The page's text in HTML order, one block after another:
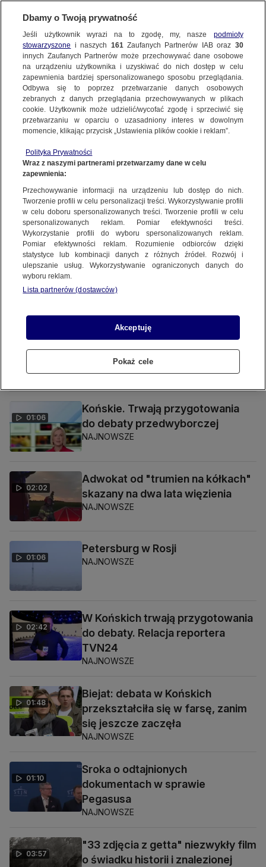
Adwokat od "trumien na kółkach"
skazany na dwa lata więzienia
11.04.20251 min
Źródło:TVN24
Udostępnij
SPRAWDŹ TAKŻE
01:31
Adwokat od "trumien na kółkach"
skazany na dwa lata więzienia
NAJNOWSZE
01:06
Końskie. Trwają przygotowania
do debaty przedwyborczej
NAJNOWSZE
02:02
Adwokat od "trumien na kółkach"
skazany na dwa lata więzienia
NAJNOWSZE
01:06
Petersburg w Rosji
NAJNOWSZE
02:42
W Końskich trwają przygotowania
do debaty. Relacja reportera
TVN24
NAJNOWSZE
01:48
Biejat: debata w Końskich
przekształciła się w farsę, zanim
się jeszcze zaczęła
NAJNOWSZE
01:10
Sroka o odtajnionych
dokumentach w sprawie
Pegasusa
NAJNOWSZE
03:57
"33 zdjęcia z getta" niezwykły film
o świadku historii i znalezionej
Dbamy o Twoją prywatność
Jeśli użytkownik wyrazi na to zgodę, my, nasze podmioty
stowarzyszone i naszych 161Zaufanych Partnerów IAB oraz 30
innych Zaufanych Partnerów może przechowywać dane osobowe
na urządzeniu użytkownika i uzyskiwać do nich dostęp w celu
zapewnienia bardziej spersonalizowanego sposobu przeglądania.
Odbywa się to poprzez przetwarzanie danych osobowych
zebranych z danych przeglądania przechowywanych w plikach
cookie. Użytkownik może udzielić/wycofać zgodę i sprzeciwić się
przetwarzaniu w oparciu o uzasadniony interes w dowolnym
momencie, klikając przycisk „Ustawienia plików cookie i reklam”.
Polityka Prywatności
Wraz z naszymi partnerami przetwarzamy dane w celu
zapewnienia:
Przechowywanie informacji na urządzeniu lub dostęp do nich.
Tworzenie profili w celu personalizacji treści. Wykorzystywanie profili
w celu doboru spersonalizowanych treści. Tworzenie profili w celu
spersonalizowanych reklam. Pomiar efektywności treści.
Wykorzystanie profili do wyboru spersonalizowanych reklam.
Pomiar efektywności reklam. Rozumienie odbiorców dzięki
statystyce lub kombinacji danych z różnych źródeł. Rozwój i
ulepszanie usług. Wykorzystywanie ograniczonych danych do
wyboru reklam.
Lista partnerów (dostawców)
Akceptuję
Pokaż cele